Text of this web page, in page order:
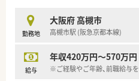
ます。
【勤務実態について】
な労務管理のもとでメリハ
整っています。
勤務地
大阪府 高槻市
高槻市駅 (阪急京都本線)
給与
年収420万円～570万円
※ご経験やご年齢、前職給与